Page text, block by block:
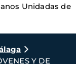
Unidadas de
Y DE